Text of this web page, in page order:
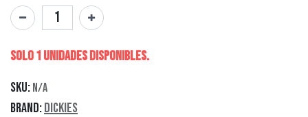
Solo 1 Unidades disponibles.
SKU:N/A
Brand:Dickies